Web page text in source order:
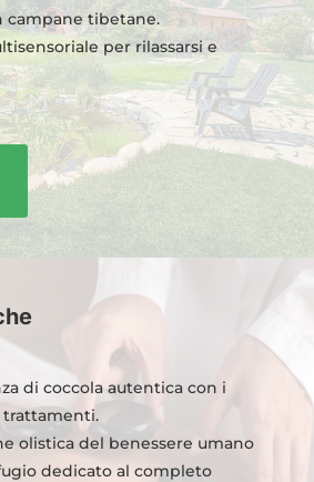
campane tibetane.
per rilassarsi e
di coccola autentica con i
trattamenti.
olistica del benessere umano
dedicato al completo